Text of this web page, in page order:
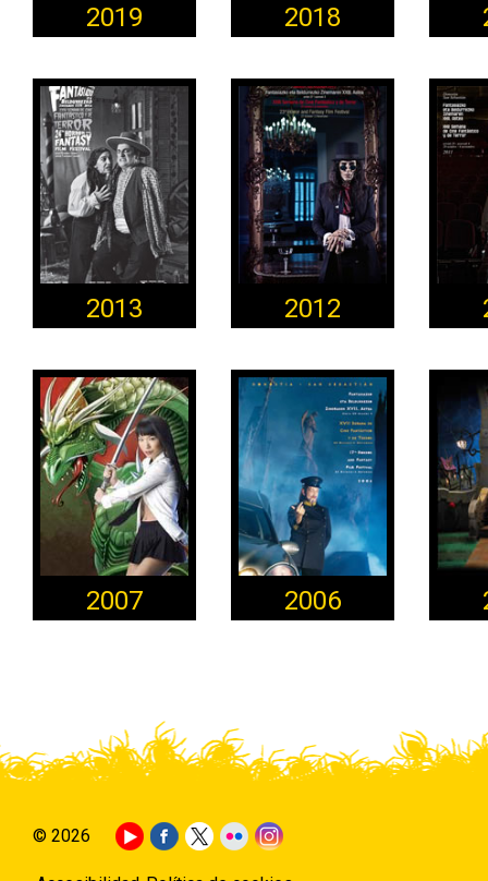
2019 2018
2013 2012
2007 2006
© 2026